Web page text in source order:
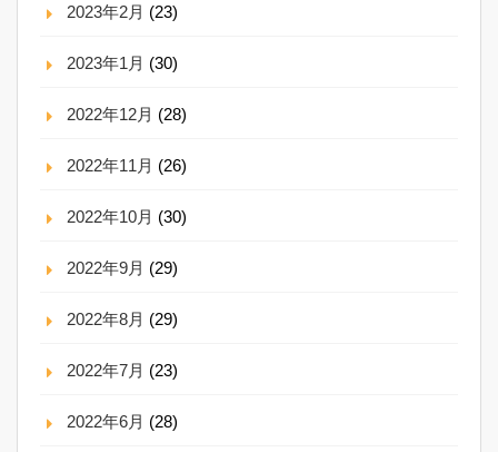
2023年2月 (23)
2023年1月 (30)
2022年12月 (28)
2022年11月 (26)
2022年10月 (30)
2022年9月 (29)
2022年8月 (29)
2022年7月 (23)
2022年6月 (28)